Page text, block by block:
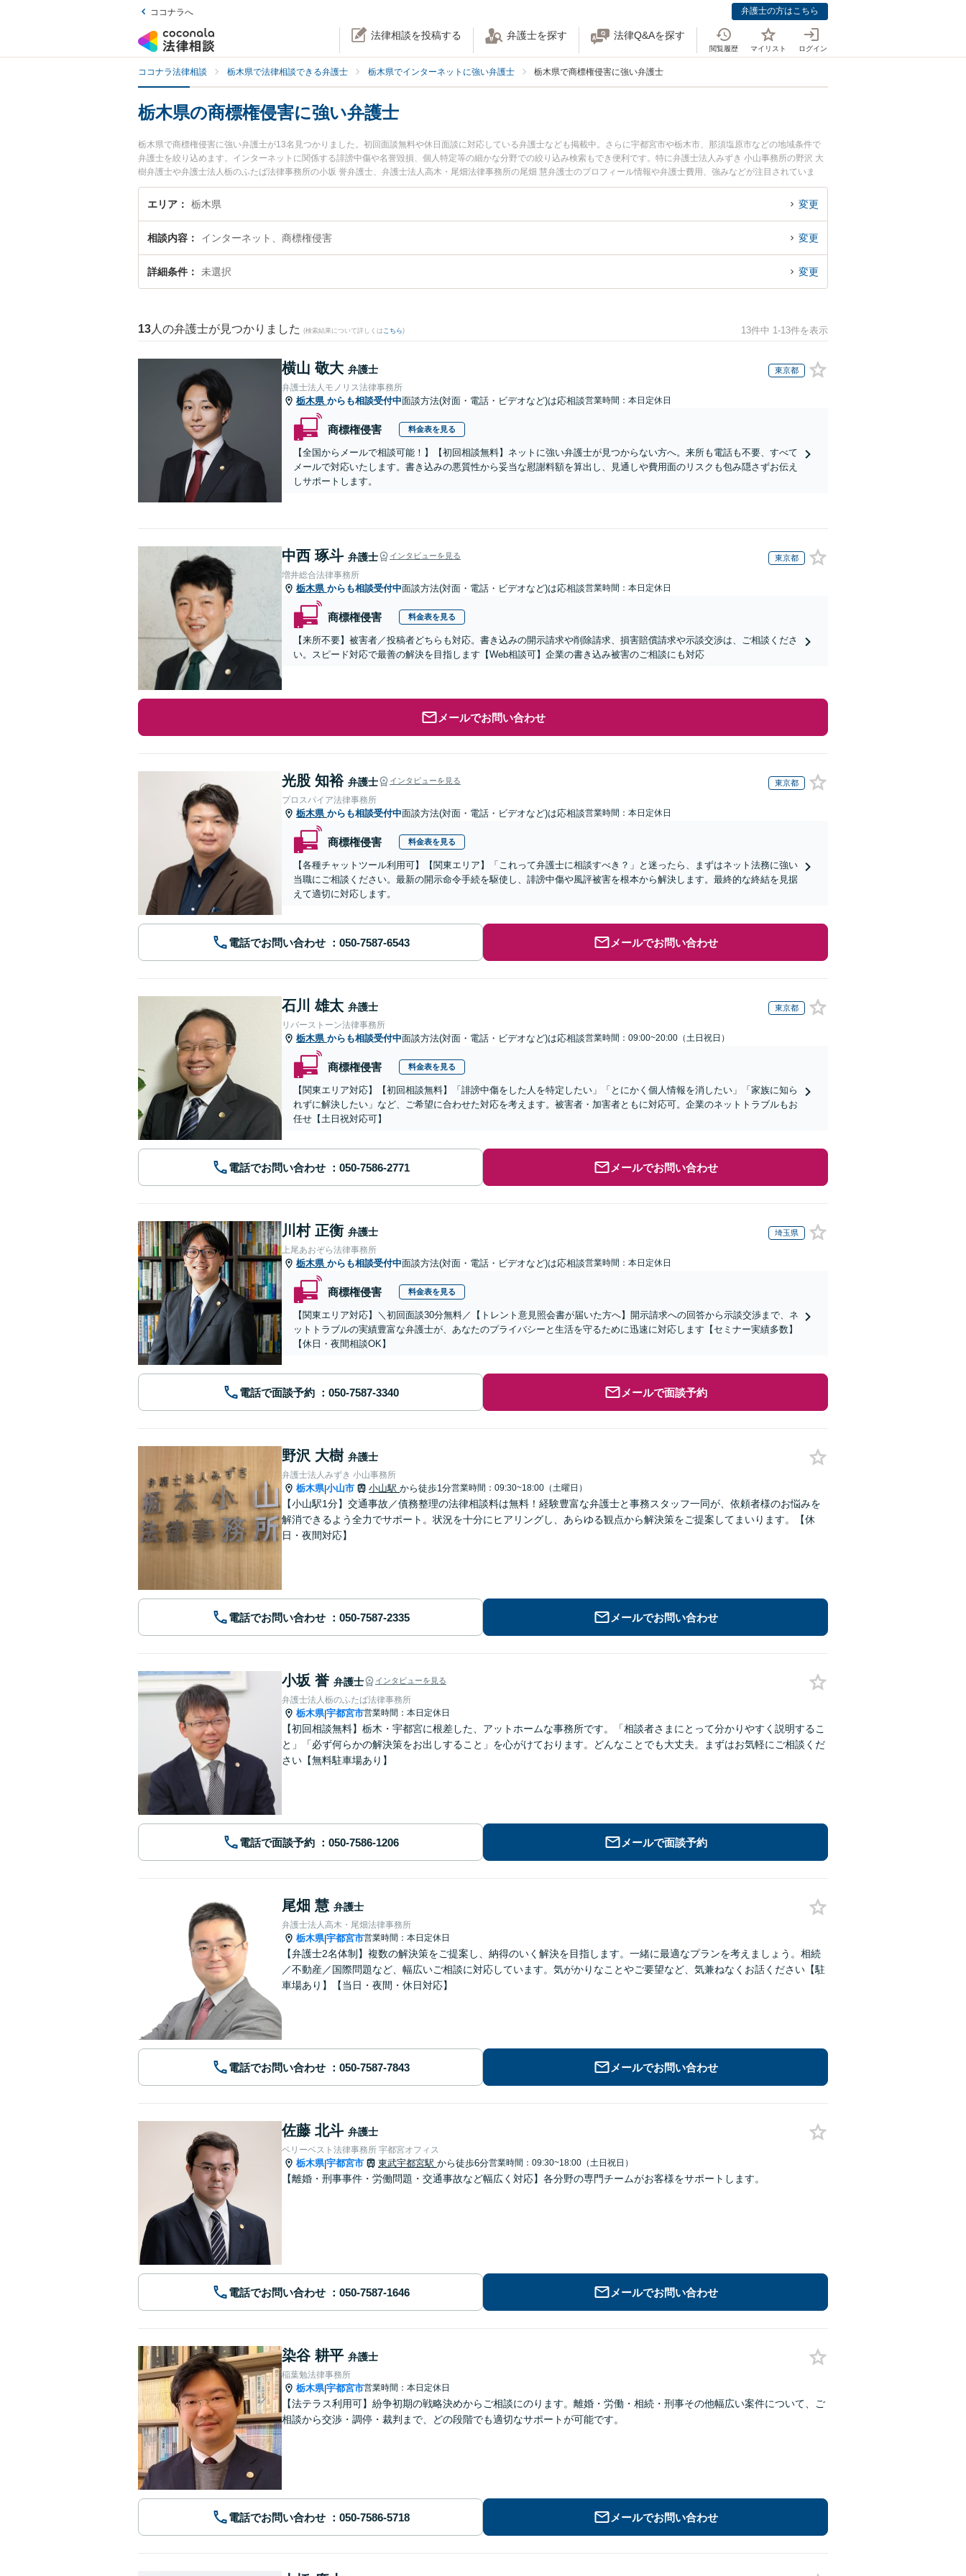
ココナラへ 弁護士の方はこちら
法律相談を投稿する 弁護士を探す 法律Q&Aを探す
閲覧履歴 マイリスト ログイン
ココナラ法律相談 栃木県で法律相談できる弁護士 栃木県でインターネットに強い弁護士 栃木県で商標権侵害に強い弁護士
栃木県の商標権侵害に強い弁護士
栃木県で商標権侵害に強い弁護士が13名見つかりました。初回面談無料や休日面談に対応している弁護士なども掲載中。さらに宇都宮市や栃木市、那須塩原市などの地域条件で
弁護士を絞り込めます。インターネットに関係する誹謗中傷や名誉毀損、個人特定等の細かな分野での絞り込み検索もでき便利です。特に弁護士法人みずき 小山事務所の野沢 大
樹弁護士や弁護士法人栃のふたば法律事務所の小坂 誉弁護士、弁護士法人高木・尾畑法律事務所の尾畑 慧弁護士のプロフィール情報や弁護士費用、強みなどが注目されていま
す。『栃木県で土日や夜間に発生した商標権侵害のトラブルを今すぐに弁護士に相談したい』『商標権侵害のトラブル解決の実績豊富な近くの弁護士を検索したい』『初回相談無
料で商標権侵害を法律相談できる栃木県内の弁護士に相談予約したい』などでお困りの相談者さんにおすすめです。
エリア 栃木県 変更
相談内容 インターネット、商標権侵害 変更
詳細条件 未選択 変更
13 人の弁護士が見つかりました (検索結果について詳しくは こちら) 13件中 1-13件を表示
横山 敬大 弁護士 東京都
弁護士法人モノリス法律事務所
栃木県 からも相談受付中面談方法(対面・電話・ビデオなど)は応相談営業時間：本日定休日
商標権侵害 料金表を見る
【全国からメールで相談可能！】【初回相談無料】ネットに強い弁護士が見つからない方へ。来所も電話も不要、すべて
メールで対応いたします。書き込みの悪質性から妥当な慰謝料額を算出し、見通しや費用面のリスクも包み隠さずお伝え
しサポートします。
中西 琢斗 弁護士 インタビューを見る 東京都
増井総合法律事務所
栃木県 からも相談受付中面談方法(対面・電話・ビデオなど)は応相談営業時間：本日定休日
商標権侵害 料金表を見る
【来所不要】被害者／投稿者どちらも対応。書き込みの開示請求や削除請求、損害賠償請求や示談交渉は、ご相談くださ
い。スピード対応で最善の解決を目指します【Web相談可】企業の書き込み被害のご相談にも対応
メールでお問い合わせ
光股 知裕 弁護士 インタビューを見る 東京都
プロスパイア法律事務所
栃木県 からも相談受付中面談方法(対面・電話・ビデオなど)は応相談営業時間：本日定休日
商標権侵害 料金表を見る
【各種チャットツール利用可】【関東エリア】「これって弁護士に相談すべき？」と迷ったら、まずはネット法務に強い
当職にご相談ください。最新の開示命令手続を駆使し、誹謗中傷や風評被害を根本から解決します。最終的な終結を見据
えて適切に対応します。
電話でお問い合わせ メールでお問い合わせ
石川 雄太 弁護士 東京都
リバーストーン法律事務所
栃木県 からも相談受付中面談方法(対面・電話・ビデオなど)は応相談営業時間：09:00~20:00（土日祝日）
商標権侵害 料金表を見る
【関東エリア対応】【初回相談無料】「誹謗中傷をした人を特定したい」「とにかく個人情報を消したい」「家族に知ら
れずに解決したい」など、ご希望に合わせた対応を考えます。被害者・加害者ともに対応可。企業のネットトラブルもお
任せ【土日祝対応可】
電話でお問い合わせ メールでお問い合わせ
川村 正衡 弁護士 埼玉県
上尾あおぞら法律事務所
栃木県 からも相談受付中面談方法(対面・電話・ビデオなど)は応相談営業時間：本日定休日
商標権侵害 料金表を見る
【関東エリア対応】＼初回面談30分無料／【トレント意見照会書が届いた方へ】開示請求への回答から示談交渉まで、ネ
ットトラブルの実績豊富な弁護士が、あなたのプライバシーと生活を守るために迅速に対応します【セミナー実績多数】
【休日・夜間相談OK】
電話で面談予約 メールで面談予約
野沢 大樹 弁護士
弁護士法人みずき 小山事務所
栃木県|小山市 小山駅 から徒歩1分営業時間：09:30~18:00（土曜日）
【小山駅1分】交通事故／債務整理の法律相談料は無料！経験豊富な弁護士と事務スタッフ一同が、依頼者様のお悩みを
解消できるよう全力でサポート。状況を十分にヒアリングし、あらゆる観点から解決策をご提案してまいります。【休
日・夜間対応】
電話でお問い合わせ メールでお問い合わせ
小坂 誉 弁護士 インタビューを見る
弁護士法人栃のふたば法律事務所
栃木県|宇都宮市営業時間：本日定休日
【初回相談無料】栃木・宇都宮に根差した、アットホームな事務所です。「相談者さまにとって分かりやすく説明するこ
と」「必ず何らかの解決策をお出しすること」を心がけております。どんなことでも大丈夫。まずはお気軽にご相談くだ
さい【無料駐車場あり】
電話で面談予約 メールで面談予約
尾畑 慧 弁護士
弁護士法人高木・尾畑法律事務所
栃木県|宇都宮市営業時間：本日定休日
【弁護士2名体制】複数の解決策をご提案し、納得のいく解決を目指します。一緒に最適なプランを考えましょう。相続
／不動産／国際問題など、幅広いご相談に対応しています。気がかりなことやご要望など、気兼ねなくお話ください【駐
車場あり】【当日・夜間・休日対応】
電話でお問い合わせ メールでお問い合わせ
佐藤 北斗 弁護士
ベリーベスト法律事務所 宇都宮オフィス
栃木県|宇都宮市 東武宇都宮駅 から徒歩6分営業時間：09:30~18:00（土日祝日）
【離婚・刑事事件・労働問題・交通事故など幅広く対応】各分野の専門チームがお客様をサポートします。
電話でお問い合わせ メールでお問い合わせ
染谷 耕平 弁護士
稲葉勉法律事務所
栃木県|宇都宮市営業時間：本日定休日
【法テラス利用可】紛争初期の戦略決めからご相談にのります。離婚・労働・相続・刑事その他幅広い案件について、ご
相談から交渉・調停・裁判まで、どの段階でも適切なサポートが可能です。
電話でお問い合わせ メールでお問い合わせ